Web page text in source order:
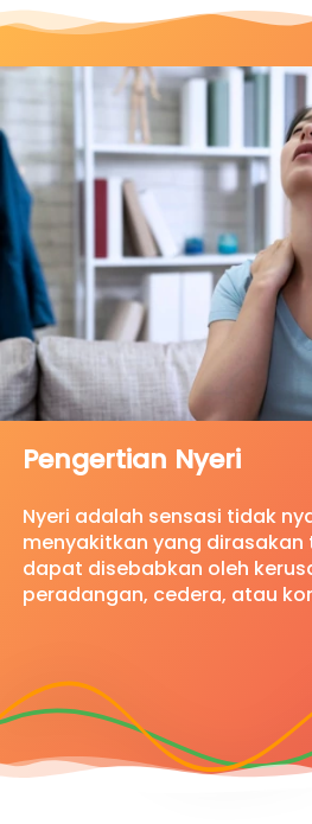
Pengertian Nyeri
Nyeri adalah sensasi tidak
menyakitkan yang dirasakan
dapat disebabkan oleh
peradangan, cedera, atau